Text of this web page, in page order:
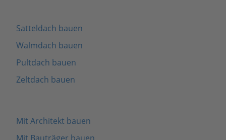
Satteldach bauen
Walmdach bauen
Pultdach bauen
Zeltdach bauen
Mit Architekt bauen